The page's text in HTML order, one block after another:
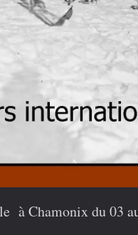
à Chamonix du 03